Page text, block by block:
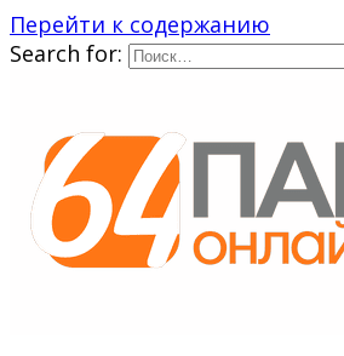
Перейти к содержанию
Search for: